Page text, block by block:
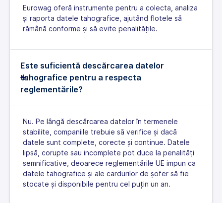
Eurowag oferă instrumente pentru a colecta, analiza
și raporta datele tahografice, ajutând flotele să
rămână conforme și să evite penalitățile.
Este suficientă descărcarea datelor
tahografice pentru a respecta
reglementările?
Nu. Pe lângă descărcarea datelor în termenele
stabilite, companiile trebuie să verifice și dacă
datele sunt complete, corecte și continue. Datele
lipsă, corupte sau incomplete pot duce la penalități
semnificative, deoarece reglementările UE impun ca
datele tahografice și ale cardurilor de șofer să fie
stocate și disponibile pentru cel puțin un an.